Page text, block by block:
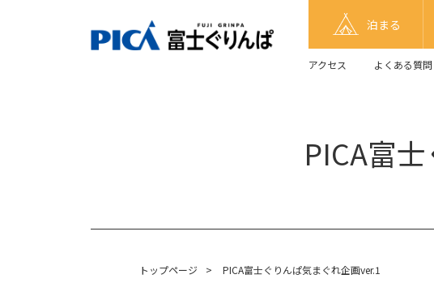
泊まる
アクセス よくある質問
PICA富
トップページ > PICA富士ぐりんぱ気まぐれ企画ver.1